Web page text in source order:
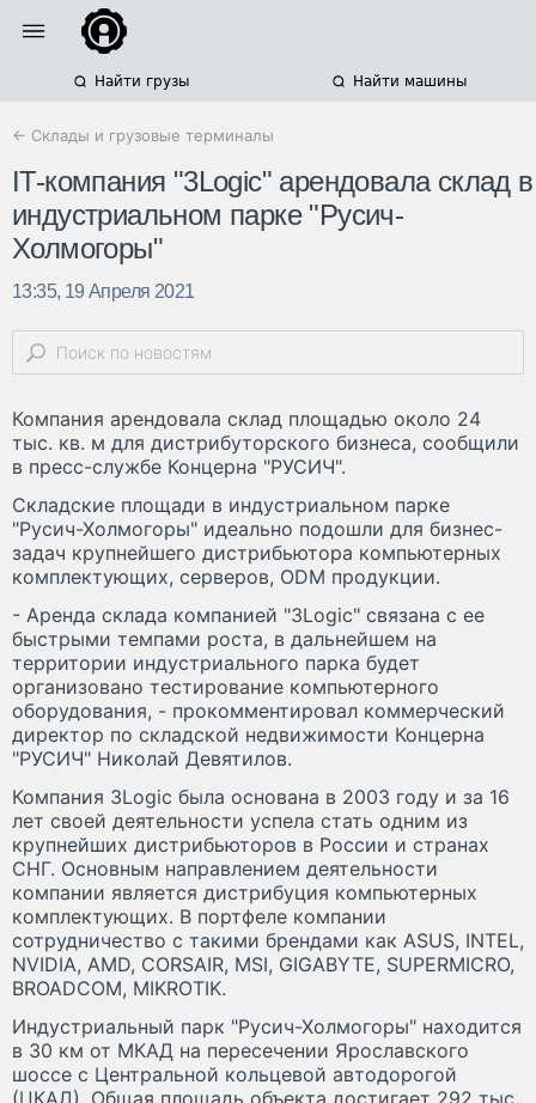
Найти грузы Найти машины
← Склады и грузовые терминалы
IT-компания "3Logic" арендовала склад в
индустриальном парке "Русич-
Холмогоры"
13:35, 19 Апреля 2021
Компания арендовала склад площадью около 24
тыс. кв. м для дистрибуторского бизнеса, сообщили
в пресс-службе Концерна "РУСИЧ".
Складские площади в индустриальном парке
"Русич-Холмогоры" идеально подошли для бизнес-
задач крупнейшего дистрибьютора компьютерных
комплектующих, серверов, ODM продукции.
- Аренда склада компанией "3Logic" связана с ее
быстрыми темпами роста, в дальнейшем на
территории индустриального парка будет
организовано тестирование компьютерного
оборудования, - прокомментировал коммерческий
директор по складской недвижимости Концерна
"РУСИЧ" Николай Девятилов.
Компания 3Logic была основана в 2003 году и за 16
лет своей деятельности успела стать одним из
крупнейших дистрибьюторов в России и странах
СНГ. Основным направлением деятельности
компании является дистрибуция компьютерных
комплектующих. В портфеле компании
сотрудничество с такими брендами как ASUS, INTEL,
NVIDIA, AMD, CORSAIR, MSI, GIGABYTE, SUPERMICRO,
BROADCOM, MIKROTIK.
Индустриальный парк "Русич-Холмогоры" находится
в 30 км от МКАД на пересечении Ярославского
шоссе с Центральной кольцевой автодорогой